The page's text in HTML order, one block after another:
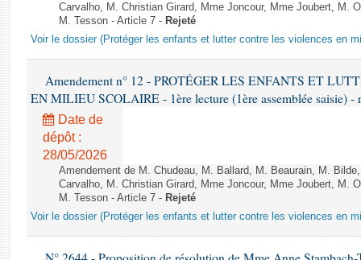
Carvalho, M. Christian Girard, Mme Joncour, Mme Joubert, M.
M. Tesson - Article 7 - Rejeté
Voir le dossier (Protéger les enfants et lutter contre les violences en
Amendement n° 12 - PROTÉGER LES ENFANTS ET
EN MILIEU SCOLAIRE - 1ère lecture (1ère assemblée saisie) -
Date de
dépôt :
28/05/2026
Amendement de M. Chudeau, M. Ballard, M. Beaurain, M.
Carvalho, M. Christian Girard, Mme Joncour, Mme Joubert, M.
M. Tesson - Article 7 - Rejeté
Voir le dossier (Protéger les enfants et lutter contre les violences en